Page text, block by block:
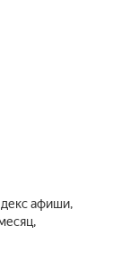
20 лет
Он
театра
с учетом 1
афиши,